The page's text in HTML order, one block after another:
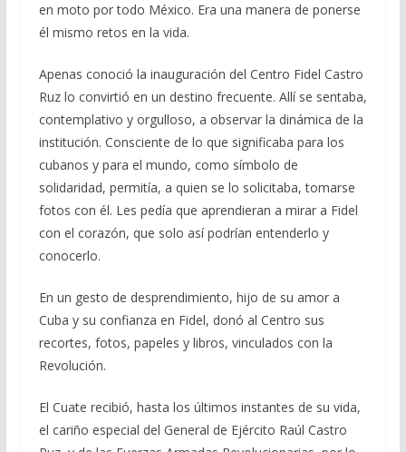
en moto por todo México. Era una manera de ponerse
él mismo retos en la vida.
Apenas conoció la inauguración del Centro Fidel Castro
Ruz lo convirtió en un destino frecuente. Allí se sentaba,
contemplativo y orgulloso, a observar la dinámica de la
institución. Consciente de lo que significaba para los
cubanos y para el mundo, como símbolo de
solidaridad, permitía, a quien se lo solicitaba, tomarse
fotos con él. Les pedía que aprendieran a mirar a Fidel
con el corazón, que solo así podrían entenderlo y
conocerlo.
En un gesto de desprendimiento, hijo de su amor a
Cuba y su confianza en Fidel, donó al Centro sus
recortes, fotos, papeles y libros, vinculados con la
Revolución.
El Cuate recibió, hasta los últimos instantes de su vida,
el cariño especial del General de Ejército Raúl Castro